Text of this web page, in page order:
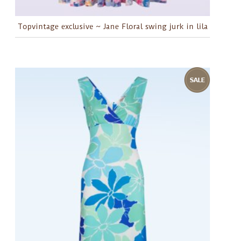
Topvintage exclusive ~ Jane Floral swing jurk in lila